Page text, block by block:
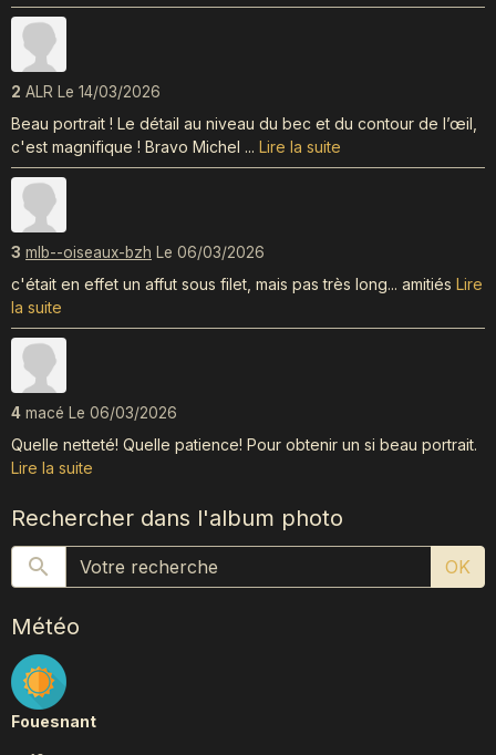
2 ALR Le 14/03/2026
Beau portrait ! Le détail au niveau du bec et du contour de l’œil,
c'est magnifique ! Bravo Michel ... Lire la suite
3 mlb--oiseaux-bzh Le 06/03/2026
c'était en effet un affut sous filet, mais pas très long... amitiés Lire
la suite
4 macé Le 06/03/2026
Quelle netteté! Quelle patience! Pour obtenir un si beau portrait.
Lire la suite
Rechercher dans l'album photo
OK
Météo
Fouesnant